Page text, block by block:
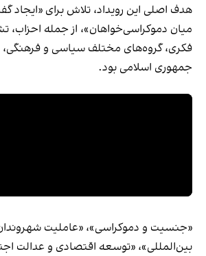
هدف اصلی این رویداد، تلاش برای «ایجاد
میان دموکراسی‌خواهان»، از جمله احزاب،
جمهوری اسلامی بود.
«جنسیت و دموکراسی»، «عاملیت
بین‌المللی»، «توسعه اقتصادی و عدالت